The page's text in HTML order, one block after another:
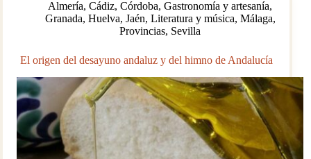
Almería,Cádiz,Córdoba,Gastronomía y artesanía,
Granada, Huelva, Jaén, Literatura y música, Málaga,
Provincias, Sevilla
El origen del desayuno andaluz y del himno de Andalucía